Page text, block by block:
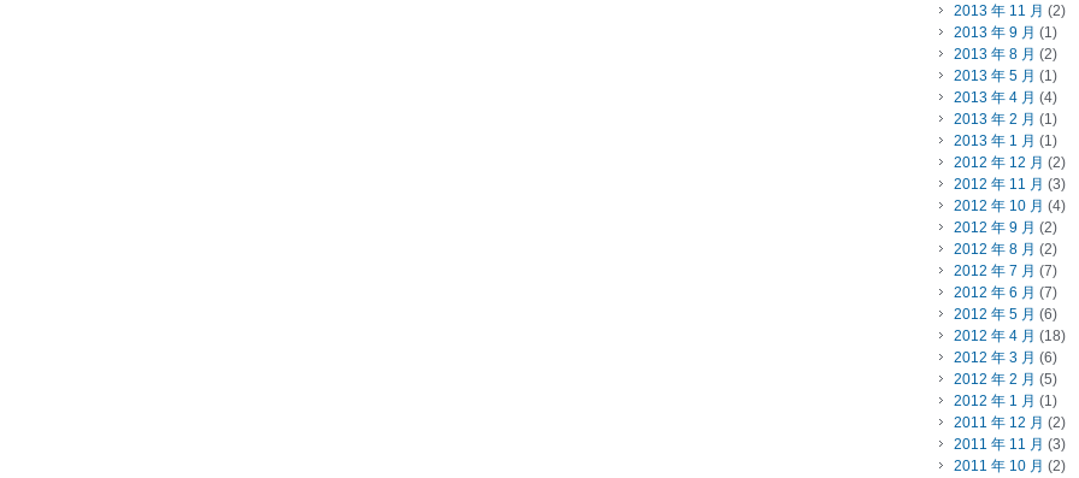
2013 年 11 月 (2)
2013 年 9 月 (1)
2013 年 8 月 (2)
2013 年 5 月 (1)
2013 年 4 月 (4)
2013 年 2 月 (1)
2013 年 1 月 (1)
2012 年 12 月 (2)
2012 年 11 月 (3)
2012 年 10 月 (4)
2012 年 9 月 (2)
2012 年 8 月 (2)
2012 年 7 月 (7)
2012 年 6 月 (7)
2012 年 5 月 (6)
2012 年 4 月 (18)
2012 年 3 月 (6)
2012 年 2 月 (5)
2012 年 1 月 (1)
2011 年 12 月 (2)
2011 年 11 月 (3)
2011 年 10 月 (2)